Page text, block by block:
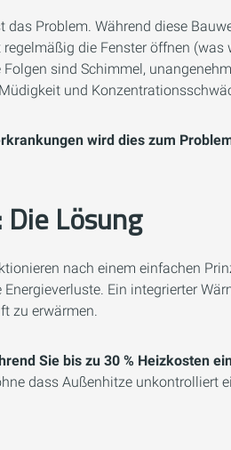
Problem. Während diese
die Fenster öffnen (was
sind Schimmel,
und
wird dies zum
Lösung
nach einem einfachen
Ein integrierter
zu erwärmen.
Sie bis zu 30 % Heizkosten
dass Außenhitze unkontrolliert